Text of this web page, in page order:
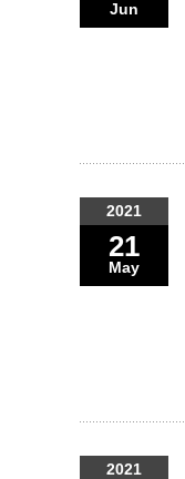
Jun
2021
21
May
2021